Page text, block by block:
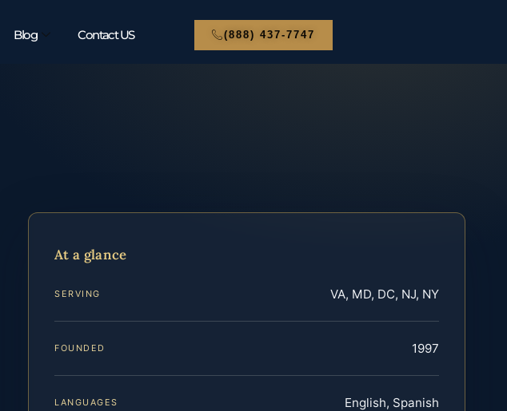
Blog Contact US (888) 437-7747
At a glance
SERVING VA, MD, DC, NJ, NY
FOUNDED 1997
LANGUAGES English, Spanish